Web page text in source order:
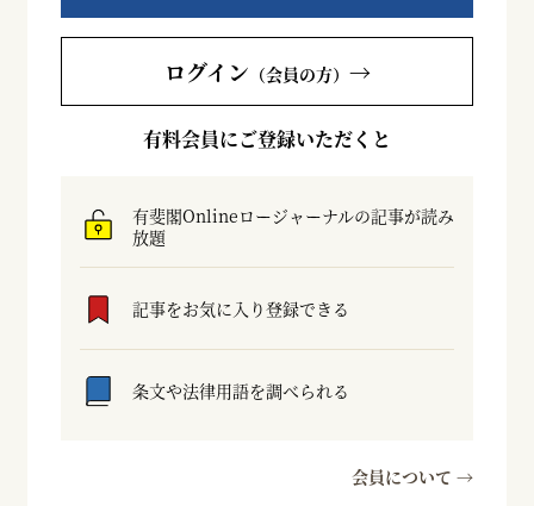
ログイン （会員の方） →
有料会員にご登録いただくと
有斐閣Onlineロージャーナルの記事が読み
放題
記事をお気に入り登録できる
条文や法律用語を調べられる
会員について →